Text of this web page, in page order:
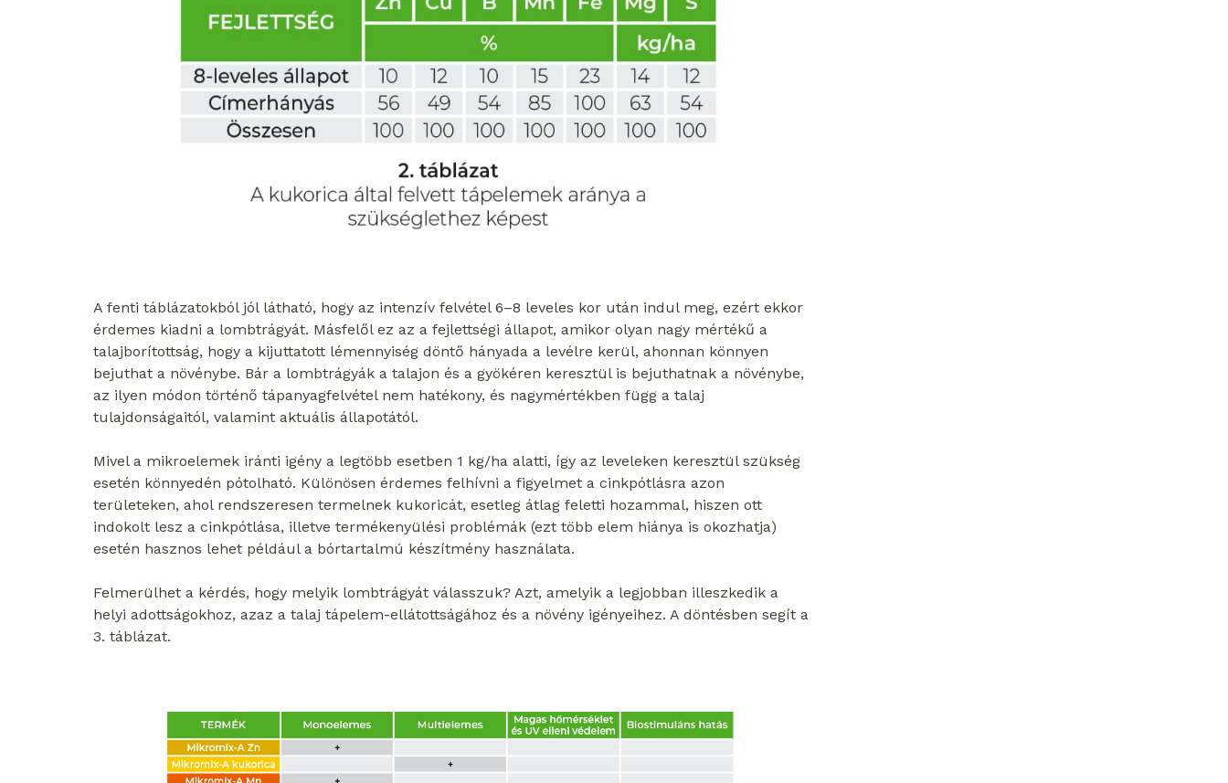
A fenti táblázatokból jól látható, hogy az intenzív felvétel 6–8 leveles kor után indul meg, ezért ekkor
érdemes kiadni a lombtrágyát. Másfelől ez az a fejlettségi állapot, amikor olyan nagy mértékű a
talajborítottság, hogy a kijuttatott lémennyiség döntő hányada a levélre kerül, ahonnan könnyen
bejuthat a növénybe. Bár a lombtrágyák a talajon és a gyökéren keresztül is bejuthatnak a növénybe,
az ilyen módon történő tápanyagfelvétel nem hatékony, és nagymértékben függ a talaj
tulajdonságaitól, valamint aktuális állapotától.
Mivel a mikroelemek iránti igény a legtöbb esetben 1 kg/ha alatti, így az leveleken keresztül szükség
esetén könnyedén pótolható. Különösen érdemes felhívni a figyelmet a cinkpótlásra azon
területeken, ahol rendszeresen termelnek kukoricát, esetleg átlag feletti hozammal, hiszen ott
indokolt lesz a cinkpótlása, illetve termékenyülési problémák (ezt több elem hiánya is okozhatja)
esetén hasznos lehet például a bórtartalmú készítmény használata.
Felmerülhet a kérdés, hogy melyik lombtrágyát válasszuk? Azt, amelyik a legjobban illeszkedik a
helyi adottságokhoz, azaz a talaj tápelem-ellátottságához és a növény igényeihez. A döntésben segít a
3. táblázat.